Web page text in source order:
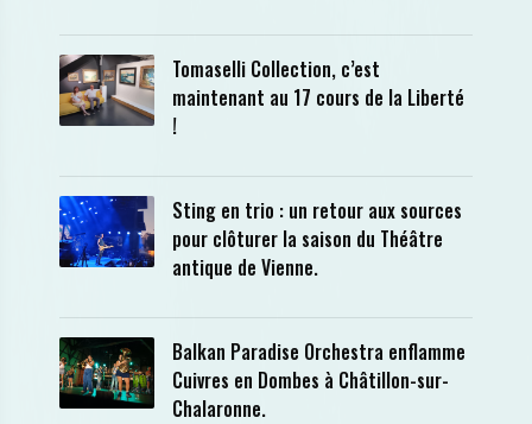
Tomaselli Collection, c’est
maintenant au 17 cours de la Liberté
!
Sting en trio : un retour aux sources
pour clôturer la saison du Théâtre
antique de Vienne.
Balkan Paradise Orchestra enflamme
Cuivres en Dombes à Châtillon-sur-
Chalaronne.